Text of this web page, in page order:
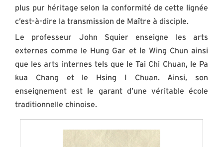
plus pur héritage selon la conformité de cette lignée
c’est-à-dire la transmission de Maître à disciple.
Le professeur John Squier enseigne les arts
externes comme le Hung Gar et le Wing Chun ainsi
que les arts internes tels que le Tai Chi Chuan, le Pa
kua Chang et le Hsing I Chuan. Ainsi, son
enseignement est le garant d’une véritable école
traditionnelle chinoise.